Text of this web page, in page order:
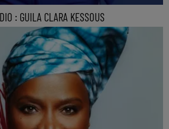
: GUILA CLARA KESSOUS